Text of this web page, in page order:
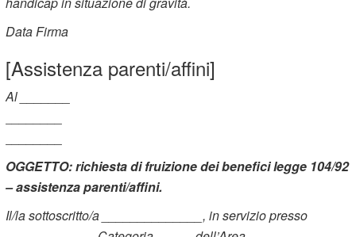
Data Firma
[Assistenza parenti/affini]
Al _______
OGGETTO: richiesta di fruizione dei benefici legge 104/92
– assistenza parenti/affini.
Il/la sottoscritto/a ______________, in servizio presso